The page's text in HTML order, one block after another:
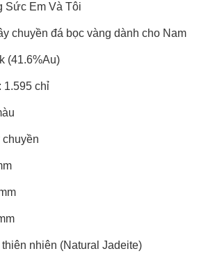
Sức Em Và Tôi
chuyền đá bọc vàng dành cho Nam
(41.6%Au)
1.595 chỉ
nhiên (Natural Jadeite)